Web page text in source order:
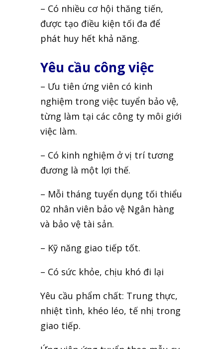
– Có nhiều cơ hội thăng tiến,
được tạo điều kiện tối đa để
phát huy hết khả năng.
Yêu cầu công việc
– Ưu tiên ứng viên có kinh
nghiệm trong việc tuyển bảo vệ,
từng làm tại các công ty môi giới
việc làm.
– Có kinh nghiệm ở vị trí tương
đương là một lợi thế.
– Mỗi tháng tuyển dụng tối thiểu
02 nhân viên bảo vệ Ngân hàng
và bảo vệ tài sản.
– Kỹ năng giao tiếp tốt.
– Có sức khỏe, chịu khó đi lại
Yêu cầu phẩm chất: Trung thực,
nhiệt tình, khéo léo, tế nhị trong
giao tiếp.